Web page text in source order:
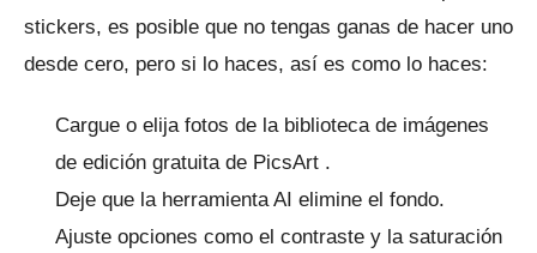
stickers, es posible que no tengas ganas de hacer uno
desde cero, pero si lo haces, así es como lo haces:
Cargue o elija fotos de la biblioteca de imágenes
de edición gratuita de PicsArt .
Deje que la herramienta AI elimine el fondo.
Ajuste opciones como el contraste y la saturación